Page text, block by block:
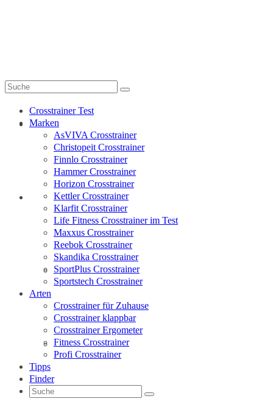
Crosstrainer Test
Marken
AsVIVA Crosstrainer
Christopeit Crosstrainer
Suche
Crosstrainer Test
Marken
AsVIVA Crosstrainer
Christopeit Crosstrainer
Finnlo Crosstrainer
Hammer Crosstrainer
Horizon Crosstrainer
Kettler Crosstrainer
Klarfit Crosstrainer
Life Fitness Crosstrainer im Test
Maxxus Crosstrainer
Reebok Crosstrainer
Skandika Crosstrainer
SportPlus Crosstrainer
Sportstech Crosstrainer
Arten
Crosstrainer für Zuhause
Crosstrainer klappbar
Crosstrainer Ergometer
Fitness Crosstrainer
Profi Crosstrainer
Tipps
Finder
Suche